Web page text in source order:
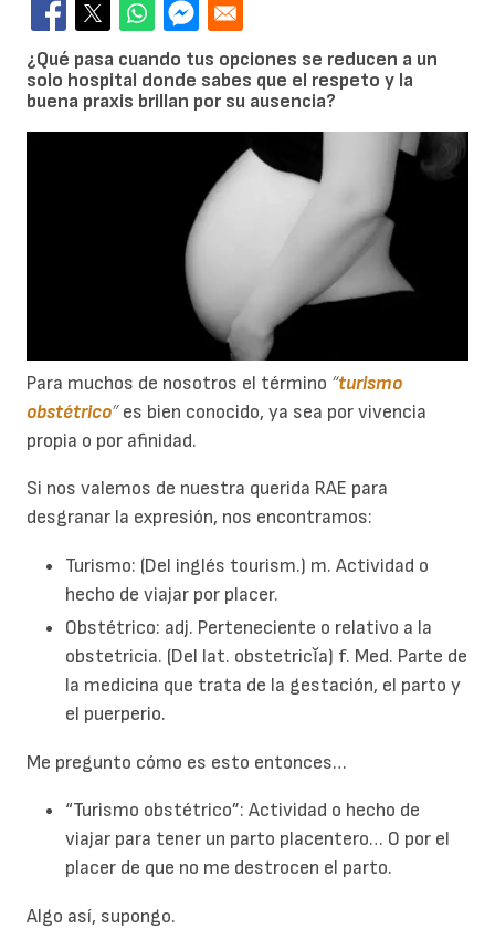
¿Qué pasa cuando tus opciones se reducen a un
solo hospital donde sabes que el respeto y la
buena praxis brillan por su ausencia?
Para muchos de nosotros el término “turismo
obstétrico”es bien conocido, ya sea por vivencia
propia o por afinidad.
Si nos valemos de nuestra querida RAE para
desgranar la expresión, nos encontramos:
Turismo: (Del inglés tourism.) m. Actividad o
hecho de viajar por placer.
Obstétrico: adj. Perteneciente o relativo a la
obstetricia. (Del lat. obstetricĭa) f. Med. Parte de
la medicina que trata de la gestación, el parto y
el puerperio.
Me pregunto cómo es esto entonces…
“Turismo obstétrico”: Actividad o hecho de
viajar para tener un parto placentero… O por el
placer de que no me destrocen el parto.
Algo así, supongo.